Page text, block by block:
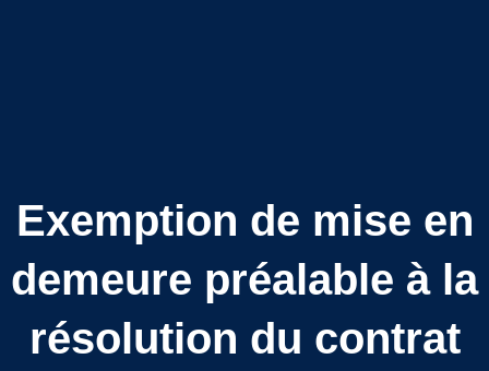
Exemption de mise en
demeure préalable à la
résolution du contrat